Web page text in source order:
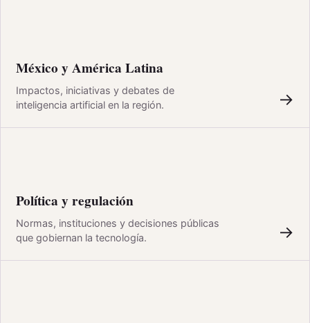
México y América Latina
Impactos, iniciativas y debates de
inteligencia artificial en la región.
→
Política y regulación
Normas, instituciones y decisiones públicas
que gobiernan la tecnología.
→